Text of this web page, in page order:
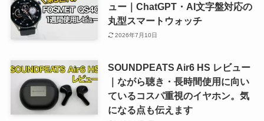
ュー｜ChatGPT・AI文字盤対応の
丸型スマートウォッチ
2026年7月10日
SOUNDPEATS Air6 HS レビュー
｜ながら聴き・長時間使用に向い
ているコスパ重視のイヤホン。気
になる点も伝えます